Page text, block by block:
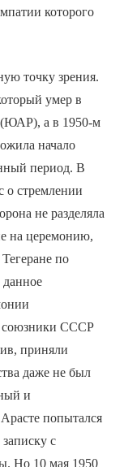
которого
точку зрения.
умер в
(ЮАР), а в 1950-м
начало
период. В
о стремлении
не разделяла
на церемонию,
по
союзники СССР
приняли
даже не был
и
попытался
с
Но 10 мая 1950